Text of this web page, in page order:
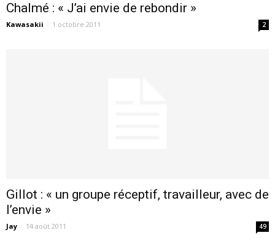
Chalmé : « J’ai envie de rebondir »
Kawasakii - 1 octobre 2011 2
Gillot : « un groupe réceptif, travailleur, avec de
l’envie »
Jay - 14 août 2011 49